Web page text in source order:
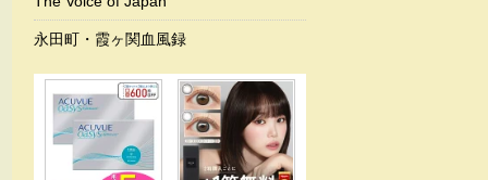
永田町・霞ヶ関血風録